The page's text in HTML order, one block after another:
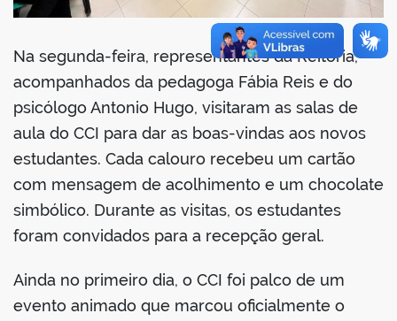
Na segunda-feira, representantes da Reitoria,
acompanhados da pedagoga Fábia Reis e do
psicólogo Antonio Hugo, visitaram as salas de
aula do CCI para dar as boas-vindas aos novos
estudantes. Cada calouro recebeu um cartão
com mensagem de acolhimento e um chocolate
simbólico. Durante as visitas, os estudantes
foram convidados para a recepção geral.
Ainda no primeiro dia, o CCI foi palco de um
evento animado que marcou oficialmente o